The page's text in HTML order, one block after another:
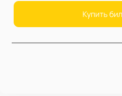
Купить